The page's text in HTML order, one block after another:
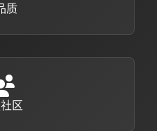
质
区